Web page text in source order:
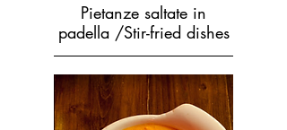
Pietanze saltate in
padella /Stir-fried dishes